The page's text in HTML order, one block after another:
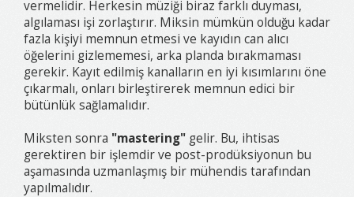
vermelidir. Herkesin müziği biraz farklı duyması,
algılaması işi zorlaştırır. Miksin mümkün olduğu kadar
fazla kişiyi memnun etmesi ve kayıdın can alıcı
öğelerini gizlememesi, arka planda bırakmaması
gerekir. Kayıt edilmiş kanalların en iyi kısımlarını öne
çıkarmalı, onları birleştirerek memnun edici bir
bütünlük sağlamalıdır.
Miksten sonra "mastering" gelir. Bu, ihtisas
gerektiren bir işlemdir ve post-prodüksiyonun bu
aşamasında uzmanlaşmış bir mühendis tarafından
yapılmalıdır.